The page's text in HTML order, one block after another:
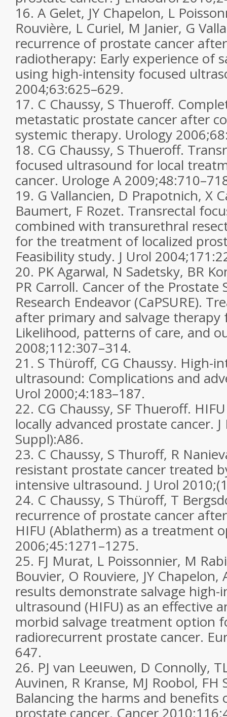
16. A Gelet, JY Chapelon, L
Rouvière, L Curiel, M Janier, G
recurrence of prostate cancer
radiotherapy: Early experience of
using high-intensity focused
2004;63:625–629.
17. C Chaussy, S Thueroff.
metastatic prostate cancer after
systemic therapy. Urology 2006;68
18. CG Chaussy, S Thueroff.
focused ultrasound for local
cancer. Urologe A2009;48
19. G Vallancien, D Prapotnich, X
Baumert, F Rozet. Transrectal
combined with transurethral
for the treatment of localized
Feasibility study. J Urol 2004;171
20. PK Agarwal, N Sadetsky, BR
PR Carroll. Cancer of the Prostate
Research Endeavor (CaPSURE).
after primary and salvage therapy
Likelihood, patterns of care, and
2008;112:307–314.
21. S Thüroff, CG Chaussy. High-
ultrasound: Complications and
Urol 2000;4:183–187.
22. CG Chaussy, SF Thueroff.
locally advanced prostate cancer.
Suppl):A86.
23. C Chaussy, S Thuroff, R
resistant prostate cancer treated
intensive ultrasound. J Urol 2010;
24. C Chaussy, S Thüroff, T
recurrence of prostate cancer
HIFU (Ablatherm) as a treatment
2006;45:1271–1275.
25. FJ Murat, L Poissonnier, M
Bouvier, O Rouviere, JY
results demonstrate salvage
ultrasound (HIFU) as an effective
morbid salvage treatment option
radiorecurrent prostate cancer.
647.
26. PJ van Leeuwen, D Connolly,
Auvinen, R Kranse, MJ Roobol, FH
Balancing the harms and benefits
prostate cancer. Cancer 2010;116